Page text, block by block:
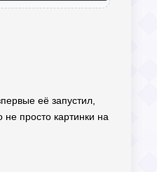
её запустил,
просто картинки на